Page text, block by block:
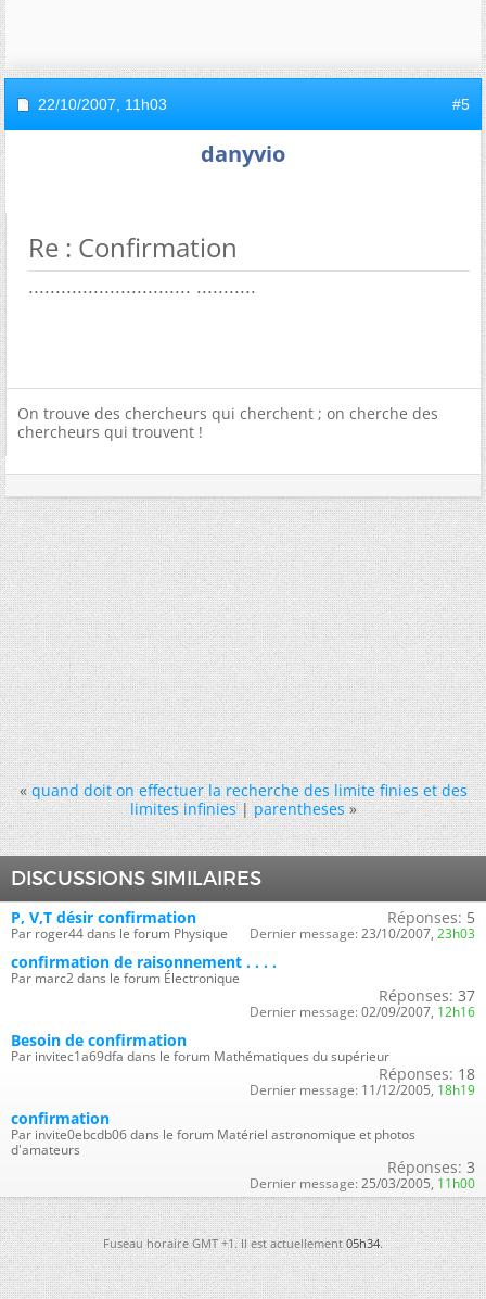
22/10/2007, 11h03 #5
danyvio
Re : Confirmation
.............................. ...........
On trouve des chercheurs qui cherchent ; on cherche des
chercheurs qui trouvent !
« quand doit on effectuer la recherche des limite finies et des
limites infinies|parentheses »
DISCUSSIONS SIMILAIRES
P, V,T désir confirmation
Par roger44 dans le forum Physique
Réponses: 5
Dernier message: 23/10/2007, 23h03
confirmation de raisonnement . . . .
Par marc2 dans le forum Électronique
Réponses: 37
Dernier message: 02/09/2007, 12h16
Besoin de confirmation
Par invitec1a69dfa dans le forum Mathématiques du supérieur
Réponses: 18
Dernier message: 11/12/2005, 18h19
confirmation
Par invite0ebcdb06 dans le forum Matériel astronomique et photos
d'amateurs
Réponses: 3
Dernier message: 25/03/2005, 11h00
Fuseau horaire GMT +1. Il est actuellement05h34.